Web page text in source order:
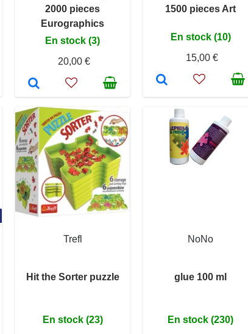
2000 pieces
Eurographics
En stock (3)
20,00 €
1500 pieces Art
En stock (10)
15,00 €
Trefl
Hit the Sorter puzzle
En stock (23)
NoNo
glue 100 ml
En stock (230)